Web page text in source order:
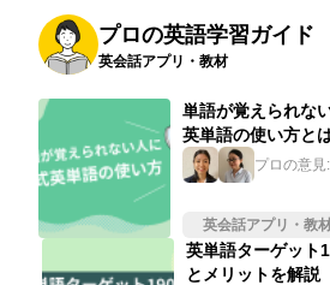
プロの英語学習ガイド
英会話アプリ・教材
単語が覚えられな
英単語の使い方と
プロの意見:
英会話アプリ・教
英単語ターゲット
とメリットを解説